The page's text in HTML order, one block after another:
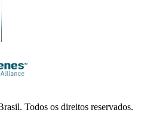
Todos os direitos reservados.